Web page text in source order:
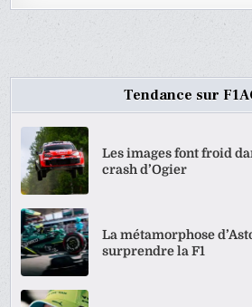
Tendance sur
Les images font froid
crash d’Ogier
La métamorphose
surprendre la F1